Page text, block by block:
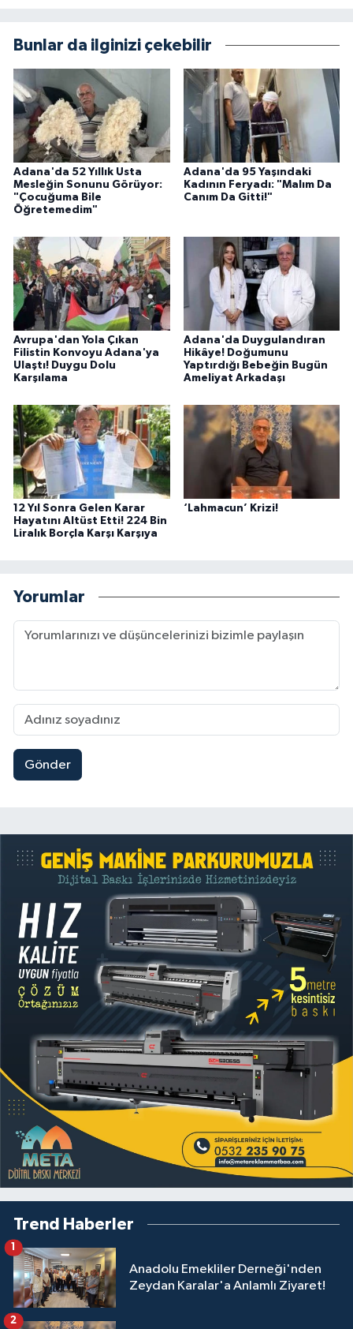
Bunlar da ilginizi çekebilir
Adana'da 52 Yıllık Usta
Mesleğin Sonunu Görüyor:
"Çocuğuma Bile
Öğretemedim"
Adana'da 95 Yaşındaki
Kadının Feryadı: "Malım Da
Canım Da Gitti!"
Avrupa'dan Yola Çıkan
Filistin Konvoyu Adana'ya
Ulaştı! Duygu Dolu
Karşılama
Adana'da Duygulandıran
Hikâye! Doğumunu
Yaptırdığı Bebeğin Bugün
Ameliyat Arkadaşı
12 Yıl Sonra Gelen Karar
Hayatını Altüst Etti! 224 Bin
Liralık Borçla Karşı Karşıya
‘Lahmacun’ Krizi!
Yorumlar
Gönder
Trend Haberler
Anadolu Emekliler Derneği'nden
Zeydan Karalar'a Anlamlı Ziyaret!
1
2